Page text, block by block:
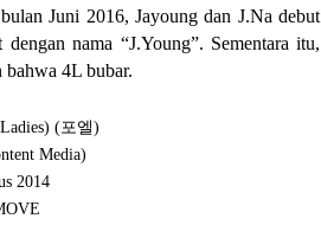
Juni 2016, Jayoung dan J.Na debut
nama “J.Young”. Sementara itu,
bahwa 4L bubar.
(포엘)
Media)
2014